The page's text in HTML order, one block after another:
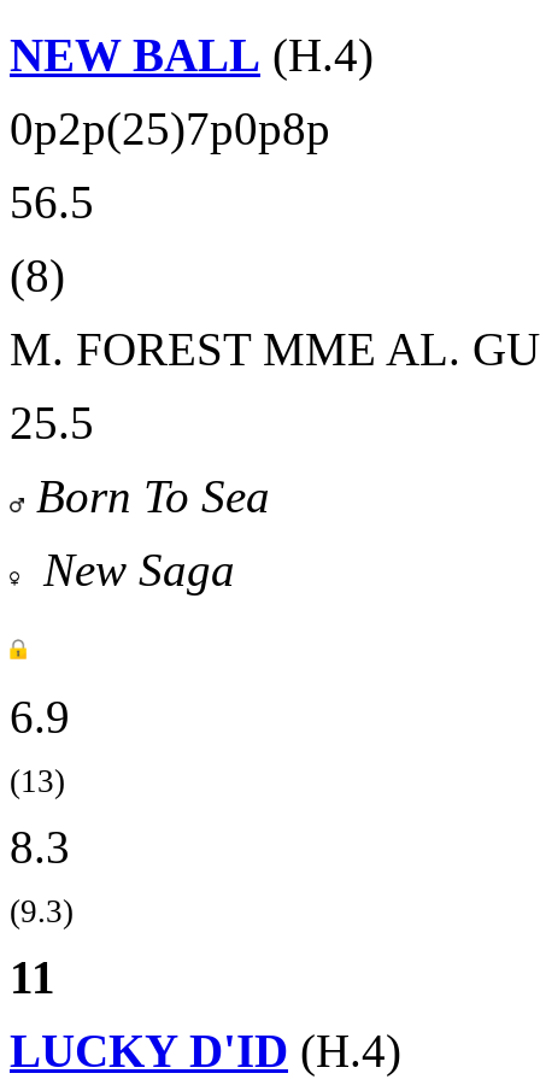
NEW BALL (H.4)
0p2p(25)7p0p8p
56.5
(8)
M. FOREST MME AL.
25.5
Born To Sea
New Saga
6.9
(13)
8.3
(9.3)
11
LUCKY D'ID (H.4)